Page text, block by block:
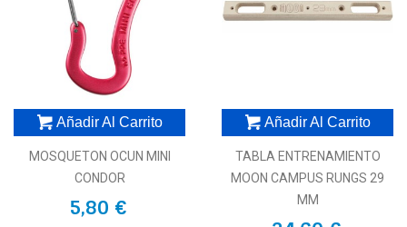
Añadir Al Carrito
MOSQUETON OCUN MINI
CONDOR
5,80 €
Añadir Al Carrito
TABLA ENTRENAMIENTO
MOON CAMPUS RUNGS 29
MM